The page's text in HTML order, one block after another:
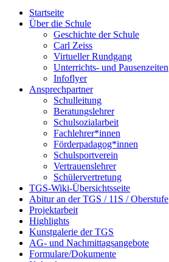
Startseite
Über die Schule
Geschichte der Schule
Carl Zeiss
Virtueller Rundgang
Unterrichts- und Pausenzeiten
Infoflyer
Ansprechpartner
Schulleitung
Beratungslehrer
Schulsozialarbeit
Fachlehrer*innen
Förderpadagog*innen
Schulsportverein
Vertrauenslehrer
Schülervertretung
TGS-Wiki-Übersichtsseite
Abitur an der TGS / 11S / Oberstufe
Projektarbeit
Highlights
Kunstgalerie der TGS
AG- und Nachmittagsangebote
Formulare/Dokumente